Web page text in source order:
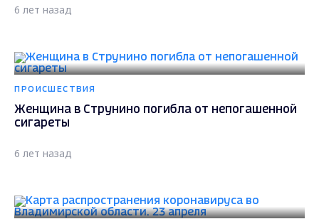
6 лет назад
ПРОИСШЕСТВИЯ
Женщина в Струнино погибла от непогашенной
сигареты
6 лет назад